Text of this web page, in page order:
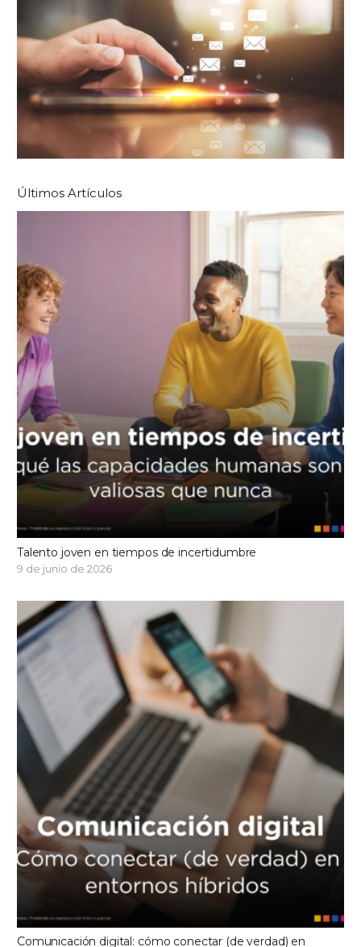
Últimos Artículos
Talento joven en tiempos de incertidumbre
9 de junio de 2026
Comunicación digital: cómo conectar (de verdad) en